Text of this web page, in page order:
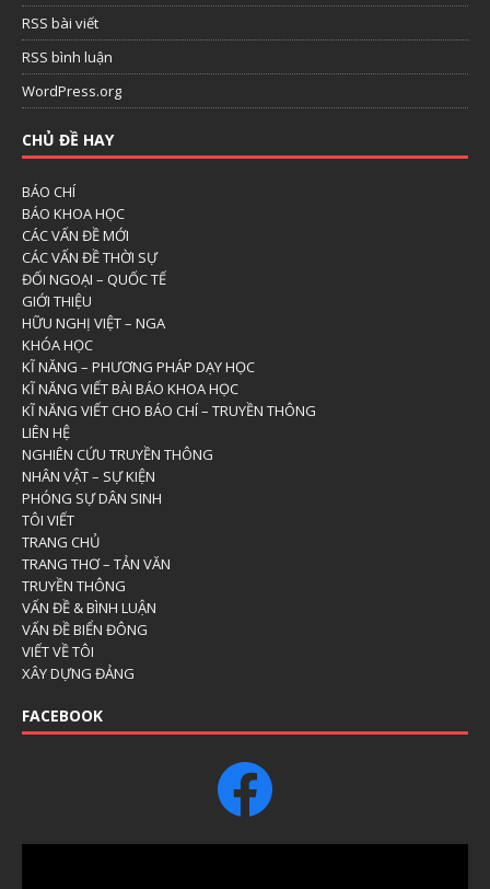
RSS bài viết
RSS bình luận
WordPress.org
CHỦ ĐỀ HAY
BÁO CHÍ
BÁO KHOA HỌC
CÁC VẤN ĐỀ MỚI
CÁC VẤN ĐỀ THỜI SỰ
ĐỐI NGOẠI – QUỐC TẾ
GIỚI THIỆU
HỮU NGHỊ VIỆT – NGA
KHÓA HỌC
KĨ NĂNG – PHƯƠNG PHÁP DẠY HỌC
KĨ NĂNG VIẾT BÀI BÁO KHOA HỌC
KĨ NĂNG VIẾT CHO BÁO CHÍ – TRUYỀN THÔNG
LIÊN HỆ
NGHIÊN CỨU TRUYỀN THÔNG
NHÂN VẬT – SỰ KIỆN
PHÓNG SỰ DÂN SINH
TÔI VIẾT
TRANG CHỦ
TRANG THƠ – TẢN VĂN
TRUYỀN THÔNG
VẤN ĐỀ & BÌNH LUẬN
VẤN ĐỀ BIỂN ĐÔNG
VIẾT VỀ TÔI
XÂY DỰNG ĐẢNG
FACEBOOK